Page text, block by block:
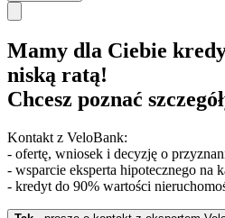
Mamy dla Ciebie
niską ratą!
Chcesz poznać
Kontakt z VeloBank:
- ofertę, wniosek i decyzję o
- wsparcie eksperta hipotecznego na
- kredyt do 90% wartości